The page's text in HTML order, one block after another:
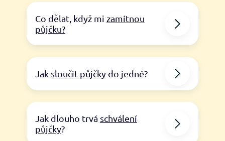
Co dělat, když mi zamítnou
půjčku?
Jak sloučit půjčkydo jedné?
Jak dlouho trvá schválení
půjčky?